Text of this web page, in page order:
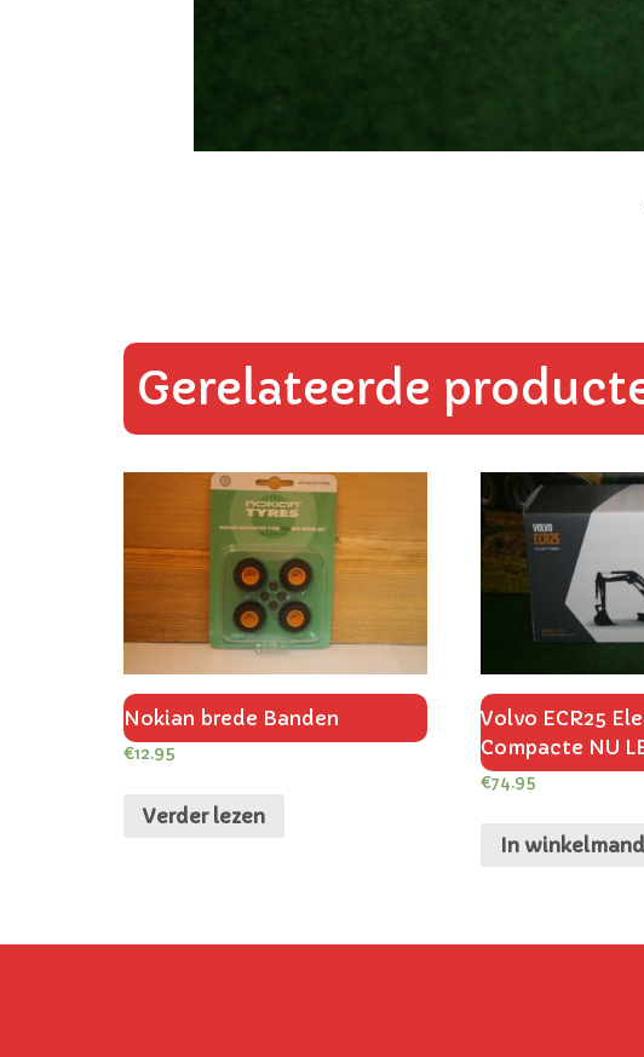
Gerelateerde
Nokian brede Banden
€12.95
Verder lezen
Volvo ECR25
Compacte NU
€74.95
In winkelmand